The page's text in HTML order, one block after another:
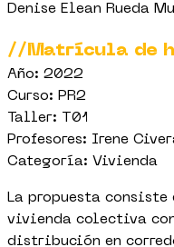
Denise Elean Rueda
//Matrícula de
Año: 2022
Curso: PR2
Taller: T01
Profesores: Irene
Categoría: Vivienda
La propuesta
vivienda colectiva
distribución en